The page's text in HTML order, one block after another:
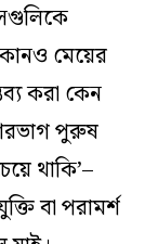
মেয়ের
করা কেন
পুরুষ
থাকি’–
বা পরামর্শ